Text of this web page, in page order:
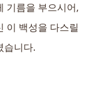
기름을 부으시어,
이 백성을 다스릴
습니다.